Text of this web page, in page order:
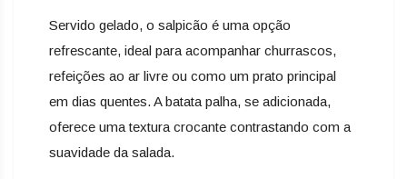
Servido gelado, o salpicão é uma opção
refrescante, ideal para acompanhar churrascos,
refeições ao ar livre ou como um prato principal
em dias quentes. A batata palha, se adicionada,
oferece uma textura crocante contrastando com a
suavidade da salada.